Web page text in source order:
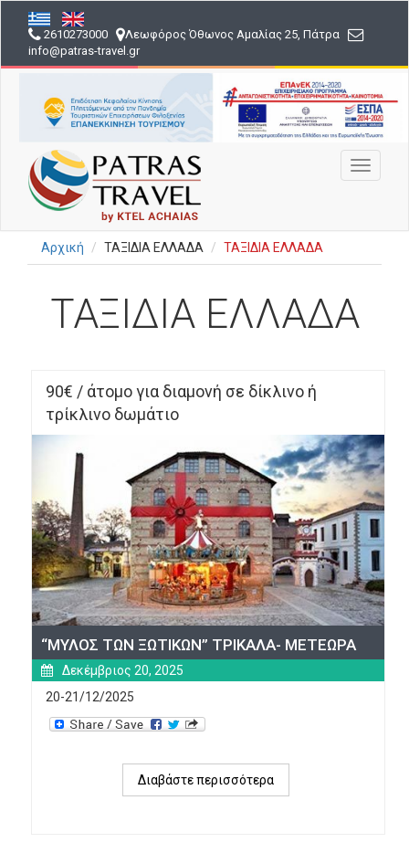
Παράκαμψη
προς
κυρίως
2610273000
Λεωφόρος Όθωνος Αμαλίας 25, Πάτρα
info@patras-travel .gr
Toggle
Αρχική ΤΑΞΙΔΙΑ ΕΛΛΑΔΑ ΤΑΞΙΔΙΑ ΕΛΛΑΔΑ
ΤΑΞΙΔΙΑ ΕΛΛΑΔΑ
90€ / άτομο για διαμονή σε δίκλινο ή
τρίκλινο δωμάτιο
“ΜΥΛΟΣ ΤΩΝ ΞΩΤΙΚΩΝ” ΤΡΙΚΑΛΑ- ΜΕΤΕΩΡΑ
Δεκέμβριος 20, 2025
20-21/12/2025
Διαβάστε περισσότερα
για